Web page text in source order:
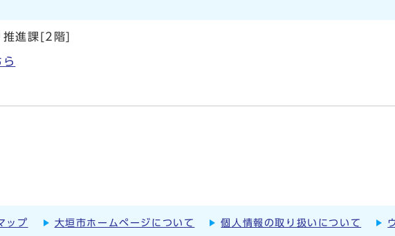
推進課[2階]
ップ 大垣市ホームページについて 個人情報の取り扱いについて